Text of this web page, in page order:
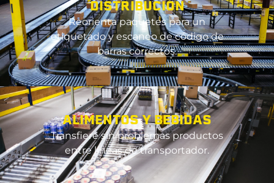
DISTRIBUCIÓN
Reorienta paquetes para un
etiquetado y escaneo de código de
barras correctos.
ALIMENTOS Y BEBIDAS
Transfiere sin problemas productos
entre líneas de transportador.